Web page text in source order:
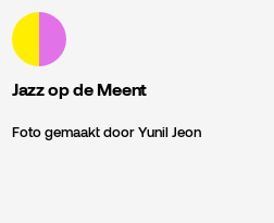
Jazz op de Meent
Foto gemaakt door Yunil Jeon